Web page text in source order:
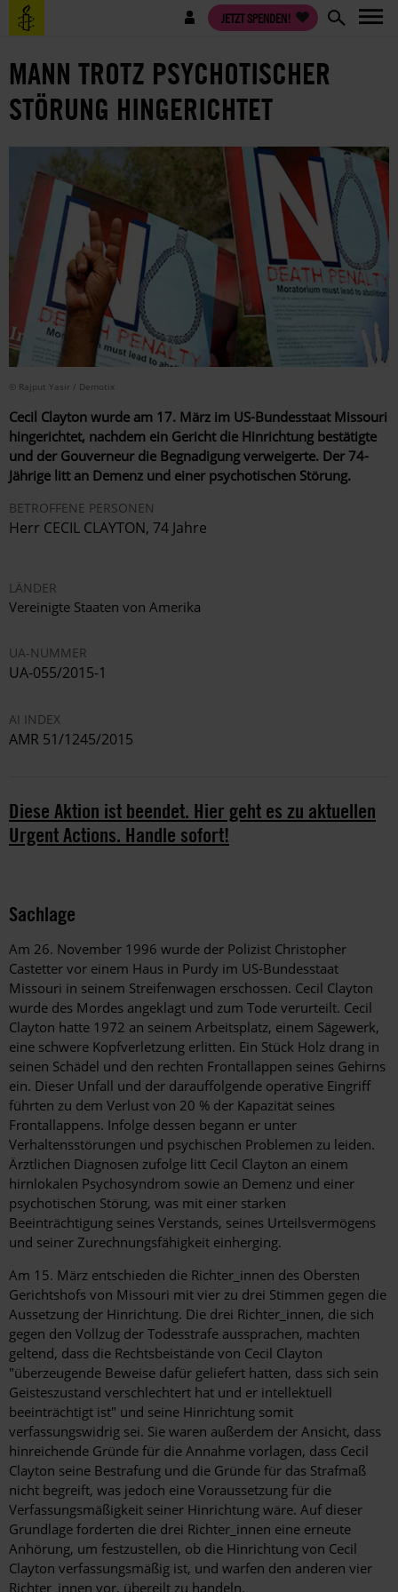
Direkt
zum
Benutzermenü JETZT SPENDEN!
MANN TROTZ PSYCHOTISCHER
STÖRUNG HINGERICHTET
© Rajput Yasir / Demotix
Cecil Clayton wurde am 17. März im US-Bundesstaat Missouri
hingerichtet, nachdem ein Gericht die Hinrichtung bestätigte
und der Gouverneur die Begnadigung verweigerte. Der 74-
Jährige litt an Demenz und einer psychotischen Störung.
BETROFFENE PERSONEN
Herr CECIL CLAYTON, 74 Jahre
LÄNDER
Vereinigte Staaten von Amerika
UA-NUMMER
UA-055/2015-1
AI INDEX
AMR 51/1245/2015
Diese Aktion ist beendet. Hier geht es zu aktuellen
Urgent Actions. Handle sofort!
Sachlage
Am 26. November 1996 wurde der Polizist Christopher
Castetter vor einem Haus in Purdy im US-Bundesstaat
Missouri in seinem Streifenwagen erschossen. Cecil Clayton
wurde des Mordes angeklagt und zum Tode verurteilt. Cecil
Clayton hatte 1972 an seinem Arbeitsplatz, einem Sägewerk,
eine schwere Kopfverletzung erlitten. Ein Stück Holz drang in
seinen Schädel und den rechten Frontallappen seines Gehirns
ein. Dieser Unfall und der darauffolgende operative Eingriff
führten zu dem Verlust von 20 % der Kapazität seines
Frontallappens. Infolge dessen begann er unter
Verhaltensstörungen und psychischen Problemen zu leiden.
Ärztlichen Diagnosen zufolge litt Cecil Clayton an einem
hirnlokalen Psychosyndrom sowie an Demenz und einer
psychotischen Störung, was mit einer starken
Beeinträchtigung seines Verstands, seines Urteilsvermögens
und seiner Zurechnungsfähigkeit einherging.
Am 15. März entschieden die Richter_innen des Obersten
Gerichtshofs von Missouri mit vier zu drei Stimmen gegen die
Aussetzung der Hinrichtung. Die drei Richter_innen, die sich
gegen den Vollzug der Todesstrafe aussprachen, machten
geltend, dass die Rechtsbeistände von Cecil Clayton
"überzeugende Beweise dafür geliefert hatten, dass sich sein
Geisteszustand verschlechtert hat und er intellektuell
beeinträchtigt ist" und seine Hinrichtung somit
verfassungswidrig sei. Sie waren außerdem der Ansicht, dass
hinreichende Gründe für die Annahme vorlagen, dass Cecil
Clayton seine Bestrafung und die Gründe für das Strafmaß
nicht begreift, was jedoch eine Voraussetzung für die
Verfassungsmäßigkeit seiner Hinrichtung wäre. Auf dieser
Grundlage forderten die drei Richter_innen eine erneute
Anhörung, um festzustellen, ob die Hinrichtung von Cecil
Clayton verfassungsmäßig ist, und warfen den anderen vier
Richter_innen vor, übereilt zu handeln.